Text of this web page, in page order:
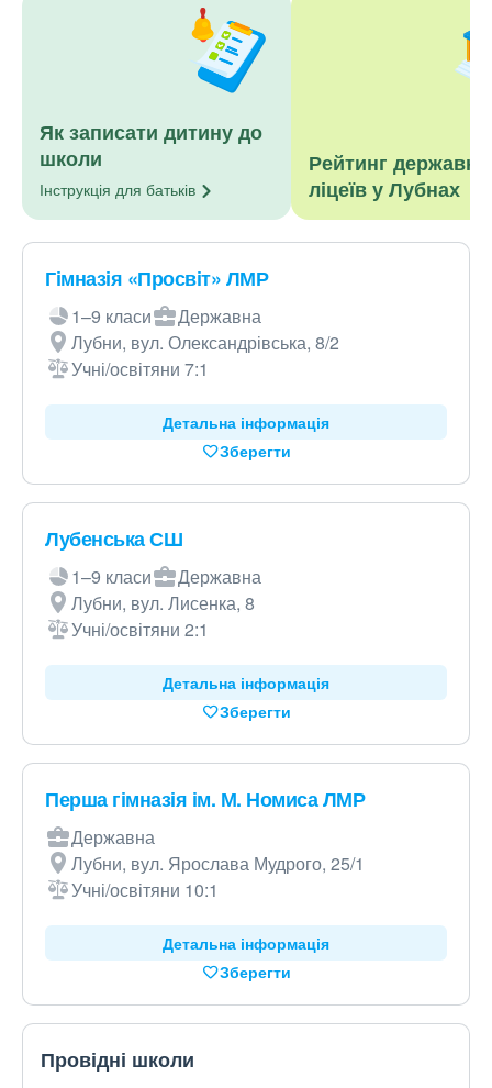
Як записати дитину до
школи
Інструкція для батьків
Рейтинг
ліцеїв у Лубнах
Гімназія «Просвіт» ЛМР
1–9 класи
Державна
Лубни, вул. Олександрівська, 8/2
Учні/освітяни 7:1
Детальна інформація
Зберегти
Лубенська СШ
1–9 класи
Державна
Лубни, вул. Лисенка, 8
Учні/освітяни 2:1
Детальна інформація
Зберегти
Перша гімназія ім. М. Номиса ЛМР
Державна
Лубни, вул. Ярослава Мудрого, 25/1
Учні/освітяни 10:1
Детальна інформація
Зберегти
Провідні школи